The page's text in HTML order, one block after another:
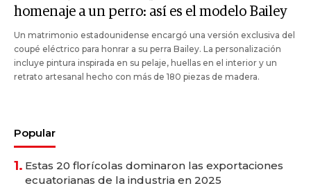
homenaje a un perro: así es el modelo Bailey
Un matrimonio estadounidense encargó una versión exclusiva del
coupé eléctrico para honrar a su perra Bailey. La personalización
incluye pintura inspirada en su pelaje, huellas en el interior y un
retrato artesanal hecho con más de 180 piezas de madera.
Popular
1. Estas 20 florícolas dominaron las exportaciones
ecuatorianas de la industria en 2025